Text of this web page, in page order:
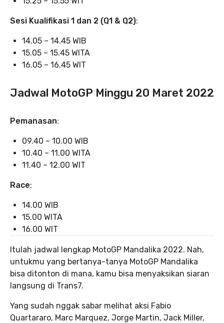
Sesi Kualifikasi 1 dan 2 (Q1 & Q2):
14.05 – 14.45 WIB
15.05 – 15.45 WITA
16.05 – 16.45 WIT
Jadwal MotoGP Minggu 20 Maret 2022
Pemanasan:
09.40 – 10.00 WIB
10.40 – 11.00 WITA
11.40 – 12.00 WIT
Race:
14.00 WIB
15.00 WITA
16.00 WIT
Itulah jadwal lengkap MotoGP Mandalika 2022. Nah,
untukmu yang bertanya-tanya MotoGP Mandalika
bisa ditonton di mana, kamu bisa menyaksikan siaran
langsung di Trans7.
Yang sudah nggak sabar melihat aksi Fabio
Quartararo, Marc Marquez, Jorge Martin, Jack Miller,